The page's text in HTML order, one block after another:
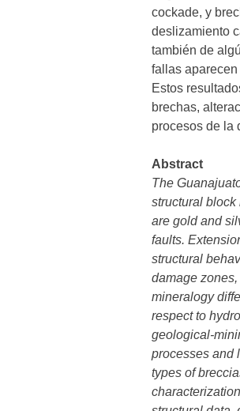
cockade, y
deslizamiento
también de
fallas
Estos
brechas,
procesos de la
Abstract
The
structural block
are gold and
faults.
structural
damage
mineralogy
respect to
geological-
processes and
types of